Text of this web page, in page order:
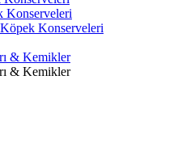
Konserveleri
Köpek Konserveleri
& Kemikler
& Kemikler